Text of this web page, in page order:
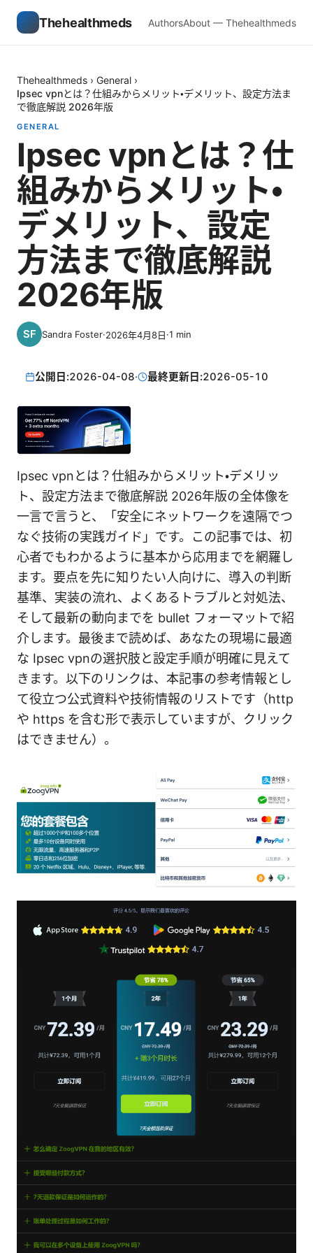
Thehealthmeds AuthorsAbout — Thehealthmeds
Thehealthmeds › General ›
Ipsec vpnとは？仕組みからメリット・デメリット、設定方法ま
で徹底解説 2026年版
GENERAL
Ipsec vpnとは？仕
組みからメリット・
デメリット、設定
方法まで徹底解説
2026年版
Sandra Foster·2026年4月8日·1 min
公開日:2026-04-08· 最終更新日:2026-05-10
Ipsec vpnとは？仕組みからメリット・デメリッ
ト、設定方法まで徹底解説 2026年版の全体像を
一言で言うと、「安全にネットワークを遠隔でつ
なぐ技術の実践ガイド」です。この記事では、初
心者でもわかるように基本から応用までを網羅し
ます。要点を先に知りたい人向けに、導入の判断
基準、実装の流れ、よくあるトラブルと対処法、
そして最新の動向までを bullet フォーマットで紹
介します。最後まで読めば、あなたの現場に最適
な Ipsec vpnの選択肢と設定手順が明確に見えて
きます。以下のリンクは、本記事の参考情報とし
て役立つ公式資料や技術情報のリストです（http
や https を含む形で表示していますが、クリック
はできません）。